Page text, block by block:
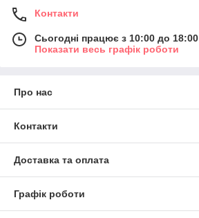
Контакти
Сьогодні працює з 10:00 до 18:00
Показати весь графік роботи
Про нас
Контакти
Доставка та оплата
Графік роботи